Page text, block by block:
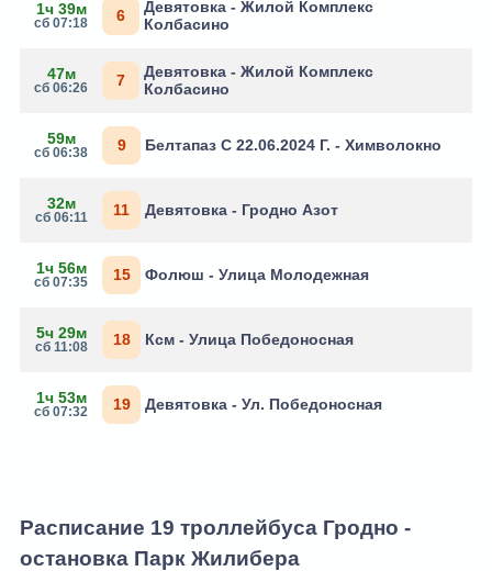
1ч 39м
сб 07:18 6
Девятовка - Жилой Комплекс
Колбасино
47м
сб 06:26 7
Девятовка - Жилой Комплекс
Колбасино
59м
сб 06:38 9 Белтапаз С 22.06.2024 Г. - Химволокно
32м
сб 06:11 11 Девятовка - Гродно Азот
1ч 56м
сб 07:35 15 Фолюш - Улица Молодежная
5ч 29м
сб 11:08 18 Ксм - Улица Победоносная
1ч 53м
сб 07:32 19 Девятовка - Ул. Победоносная
Расписание 19 троллейбуса Гродно -
остановка Парк Жилибера